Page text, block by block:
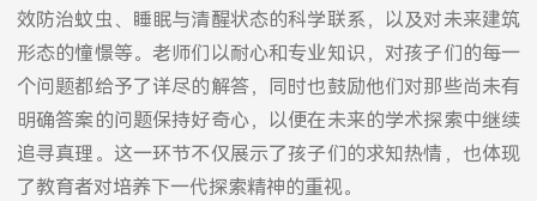
效防治蚊虫、睡眠与清醒状态的科学联系，以及对未来建筑
形态的憧憬等。老师们以耐心和专业知识，对孩子们的每一
个问题都给予了详尽的解答，同时也鼓励他们对那些尚未有
明确答案的问题保持好奇心，以便在未来的学术探索中继续
追寻真理。这一环节不仅展示了孩子们的求知热情，也体现
了教育者对培养下一代探索精神的重视。